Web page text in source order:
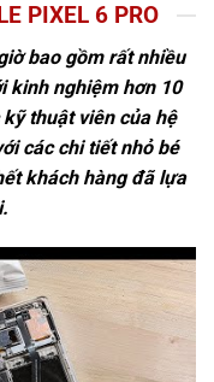
PIXEL 6 PRO
bao gồm rất nhiều
kinh nghiệm hơn 10
thuật viên của hệ
các chi tiết nhỏ bé
khách hàng đã lựa